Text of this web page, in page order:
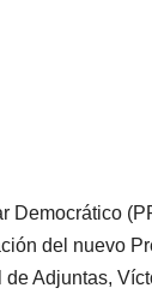
Democrático
del nuevo
Adjuntas,